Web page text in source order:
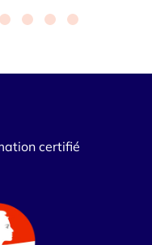
certifié